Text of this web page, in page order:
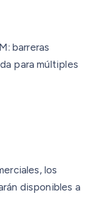
barreras
para múltiples
los
disponibles a